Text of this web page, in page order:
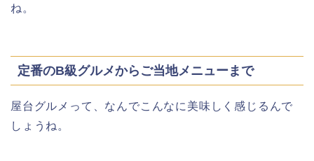
姫路城桜祭り2026の混雑や出店(屋台)
はいつまで?駐車場も調査!
日立さくらまつり2026の屋台・出店ま
ね。
定番のB級グルメからご当地メニューまで
屋台グルメって、なんでこんなに美味しく感じるんで
しょうね。